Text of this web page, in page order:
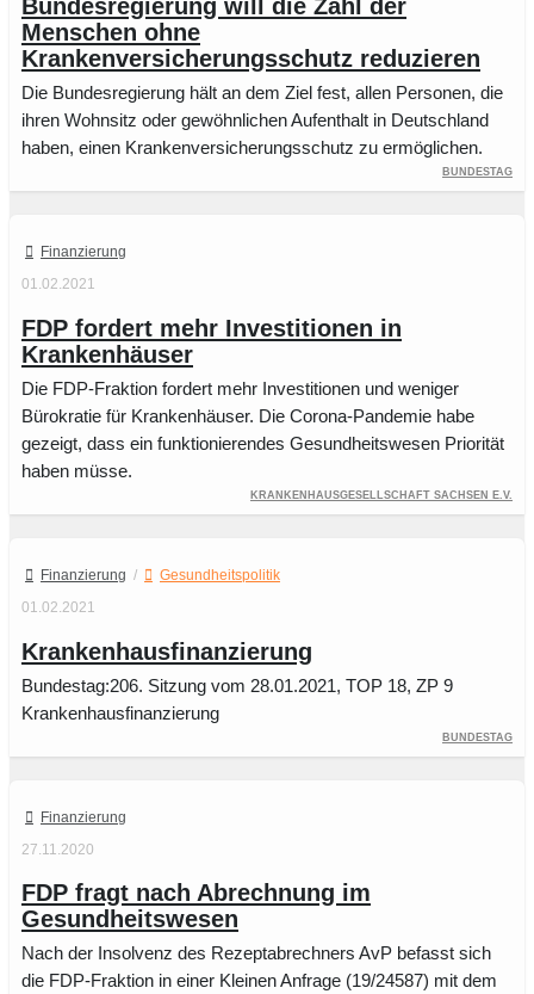
Bundesregierung will die Zahl der
Menschen ohne
Krankenversicherungsschutz reduzieren
Die Bundesregierung hält an dem Ziel fest, allen Personen, die
ihren Wohnsitz oder gewöhnlichen Aufenthalt in Deutschland
haben, einen Krankenversicherungsschutz zu ermöglichen.
Bundestag
Finanzierung
01.02.2021
FDP fordert mehr Investitionen in
Krankenhäuser
Die FDP-Fraktion fordert mehr Investitionen und weniger
Bürokratie für Krankenhäuser. Die Corona-Pandemie habe
gezeigt, dass ein funktionierendes Gesundheitswesen Priorität
haben müsse.
Krankenhausgesellschaft Sachsen e.V.
Finanzierung /
Gesundheitspolitik
01.02.2021
Krankenhausfinanzierung
Bundestag:206. Sitzung vom 28.01.2021, TOP 18, ZP 9
Krankenhausfinanzierung
Bundestag
Finanzierung
27.11.2020
FDP fragt nach Abrechnung im
Gesundheitswesen
Nach der Insolvenz des Rezeptabrechners AvP befasst sich
die FDP-Fraktion in einer Kleinen Anfrage (19/24587) mit dem